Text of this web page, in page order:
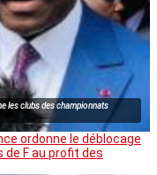
les clubs des championnats
ordonne le déblocage
de F au profit des